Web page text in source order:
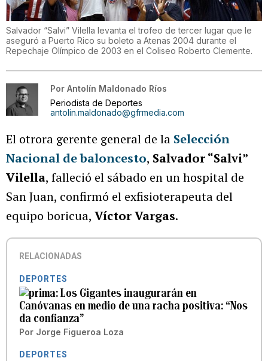
Salvador “Salvi” Vilella levanta el trofeo de tercer lugar que le
aseguró a Puerto Rico su boleto a Atenas 2004 durante el
Repechaje Olímpico de 2003 en el Coliseo Roberto Clemente.
Por Antolín Maldonado Ríos
Periodista de Deportes
antolin.maldonado@gfrmedia.com
El otrora gerente general de la Selección
Nacional de baloncesto, Salvador “Salvi”
Vilella, falleció el sábado en un hospital de
San Juan, confirmó el exfisioterapeuta del
equipo boricua, Víctor Vargas.
RELACIONADAS
DEPORTES
Los Gigantes inaugurarán en
Canóvanas en medio de una racha positiva: “Nos
da confianza”
Por Jorge Figueroa Loza
DEPORTES